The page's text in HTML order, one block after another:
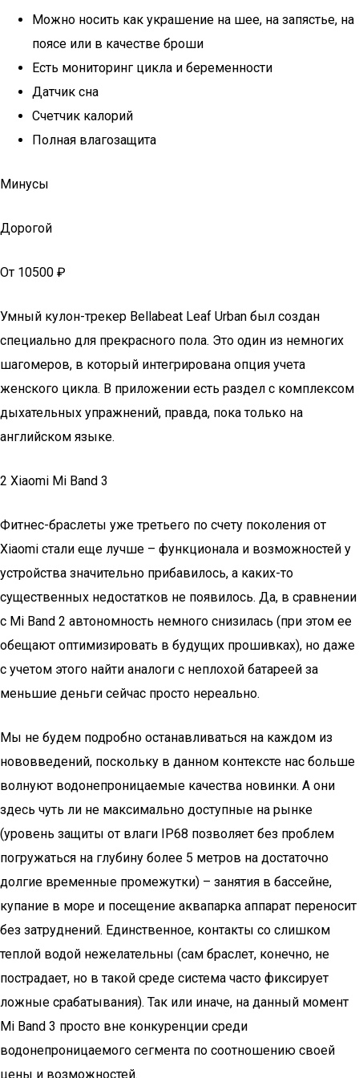
Можно носить как украшение на шее, на запястье, на
поясе или в качестве броши
Есть мониторинг цикла и беременности
Датчик сна
Счетчик калорий
Полная влагозащита
Минусы
Дорогой
От 10500 ₽
Умный кулон-трекер Bellabeat Leaf Urban был создан
специально для прекрасного пола. Это один из немногих
шагомеров, в который интегрирована опция учета
женского цикла. В приложении есть раздел с комплексом
дыхательных упражнений, правда, пока только на
английском языке.
2 Xiaomi Mi Band 3
Фитнес-браслеты уже третьего по счету поколения от
Xiaomi стали еще лучше – функционала и возможностей у
устройства значительно прибавилось, а каких-то
существенных недостатков не появилось. Да, в сравнении
с Mi Band 2 автономность немного снизилась (при этом ее
обещают оптимизировать в будущих прошивках), но даже
с учетом этого найти аналоги с неплохой батареей за
меньшие деньги сейчас просто нереально.
Мы не будем подробно останавливаться на каждом из
нововведений, поскольку в данном контексте нас больше
волнуют водонепроницаемые качества новинки. А они
здесь чуть ли не максимально доступные на рынке
(уровень защиты от влаги IP68 позволяет без проблем
погружаться на глубину более 5 метров на достаточно
долгие временные промежутки) – занятия в бассейне,
купание в море и посещение аквапарка аппарат переносит
без затруднений. Единственное, контакты со слишком
теплой водой нежелательны (сам браслет, конечно, не
пострадает, но в такой среде система часто фиксирует
ложные срабатывания). Так или иначе, на данный момент
Mi Band 3 просто вне конкуренции среди
водонепроницаемого сегмента по соотношению своей
цены и возможностей.